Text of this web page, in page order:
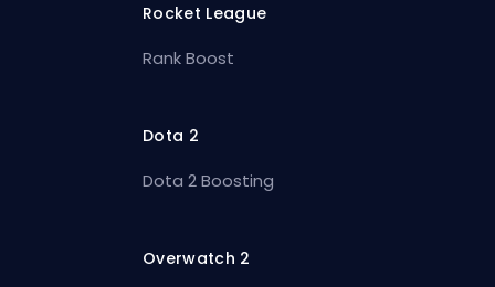
Rocket League
Rank Boost
Dota 2
Dota 2 Boosting
Overwatch 2